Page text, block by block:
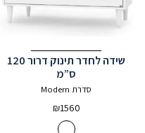
שידה לחדר תינוק דרור 120
ס”מ
סדרת Modern
₪1560